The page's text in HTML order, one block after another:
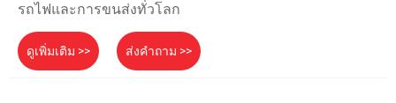
รถไฟและการขนส่งทั่วโลก
ดูเพิ่มเติม >> ส่งคำถาม >>